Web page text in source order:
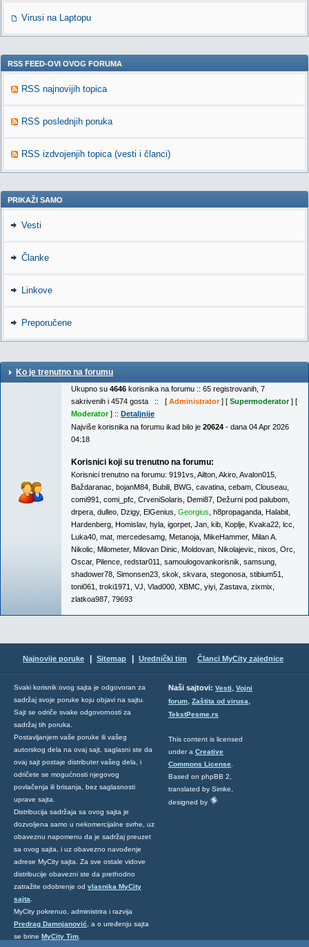
Virusi na Laptopu
RSS FEED-OVI OVOG FORUMA
RSS najnovijih topica
RSS poslednjih poruka
RSS izdvojenjih topica (vesti i članci)
PRIKAŽI SAMO
Vesti
Članke
Linkove
Preporučene
Ko je trenutno na forumu
Ukupno su 4646 korisnika na forumu :: 65 registrovanih, 7
sakrivenih i 4574 gosta :: [ Administrator] [ Supermoderator] [
Moderator] :: Detaljnije
Najviše korisnika na forumu ikad bilo je 20624 - dana 04 Apr 2026
04:18
Korisnici koji su trenutno na forumu:
Korisnici trenutno na forumu: 9191vs Ailton Akiro Avalon015
Baždaranac bojanM84 Bubili BWG cavatina cebam Clouseau
comi991
comi_pfc CrveniSolaris Demi87 Dežurni pod palubom
drpera dulleo Dzigy, ElGenius Georgius h8propaganda Halabit
Hardenberg Homislav, hyla igorpet Jan kib Koplje Kvaka22 lcc
Luka40 mat mercedesamg Metanoja MikeHammer, Milan A.
Nikolic Milometer, Milovan Dinic Moldovan Nikolajevic nixos Orc
Oscar, Pilence redstar011 samoulogovankorisnik samsung
shadower78 Simonsen23 skok skvara stegonosa stibium51
toni061
troki1971 VJ Vlad000 XBMC yiyi Zastava zixmix
zlatkoa987 79693
Najnovije poruke Sitemap Urednički tim Članci MyCity zajednice
Svaki korisnik ovog sajta je odgovoran za
sadržaj svoje poruke koju objavi na sajtu.
Sajt se odriče svake odgovornosti za
sadržaj tih poruka.
Postavljanjem vaše poruke ili vašeg
autorskog dela na ovaj sajt, saglasni ste da
ovaj sajt postaje distributer vašeg dela, i
odričete se mogućnosti njegovog
povlačenja ili brisanja, bez saglasnosti
uprave sajta.
Distribucija sadržaja sa ovog sajta je
dozvoljena samo u nekomercijalne svrhe, uz
obaveznu napomenu da je sadržaj preuzet
sa ovog sajta, i uz obavezno navođenje
adrese MyCity sajta. Za sve ostale vidove
distribucije obavezni ste da prethodno
zatražite odobrenje od vlasnika MyCity
sajta
MyCity pokrenuo, administrira i razvija
Predrag Damnjanović , a o uređenju sajta
se brine MyCity Tim
Naši sajtovi: Vesti, Vojni
forum, Zaštita od virusa,
TekstPesme.rs
This content is licensed
under a Creative
Commons License
Based on phpBB 2,
translated by Simke,
designed by